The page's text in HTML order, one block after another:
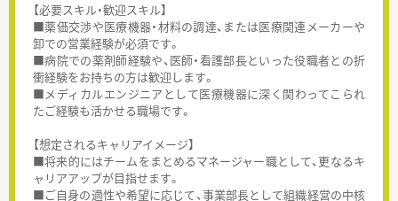
【必要スキル・歓迎スキル】
■薬価交渉や医療機器・材料の調達、または医療関連メーカーや
卸での営業経験が必須です。
■病院での薬剤師経験や、医師・看護部長といった役職者との折
衝経験をお持ちの方は歓迎します。
■メディカルエンジニアとして医療機器に深く関わってこられ
たご経験も活かせる職場です。
【想定されるキャリアイメージ】
■将来的にはチームをまとめるマネージャー職として、更なるキ
ャリアアップが目指せます。
■ご自身の適性や希望に応じて、事業部長として組織経営の中核